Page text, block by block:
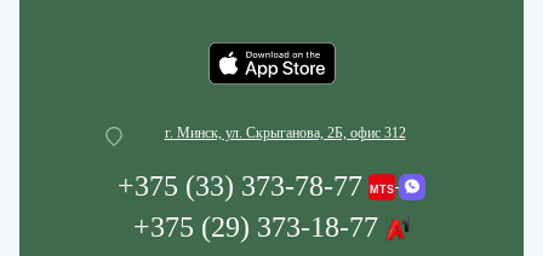
г. Минск, ул. Скрыганова, 2Б, офис 312
+375 (33) 373-78-77
+375 (29) 373-18-77